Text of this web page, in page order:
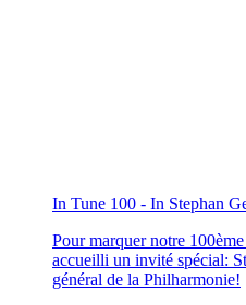
In Tune 100 - In Stephan
Pour marquer notre
accueilli un invité spécial:
général de la Philharmonie!